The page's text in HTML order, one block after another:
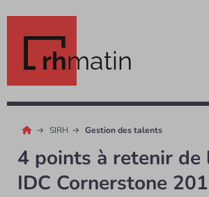
rhmatin
SIRH Gestion des talents
4 points à retenir de
IDC Cornerstone